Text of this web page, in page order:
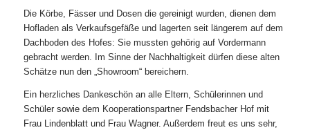
Die Körbe, Fässer und Dosen die gereinigt wurden, dienen dem
Hofladen als Verkaufsgefäße und lagerten seit längerem auf dem
Dachboden des Hofes: Sie mussten gehörig auf Vordermann
gebracht werden. Im Sinne der Nachhaltigkeit dürfen diese alten
Schätze nun den „Showroom“ bereichern.
Ein herzliches Dankeschön an alle Eltern, Schülerinnen und
Schüler sowie dem Kooperationspartner Fendsbacher Hof mit
Frau Lindenblatt und Frau Wagner. Außerdem freut es uns sehr,